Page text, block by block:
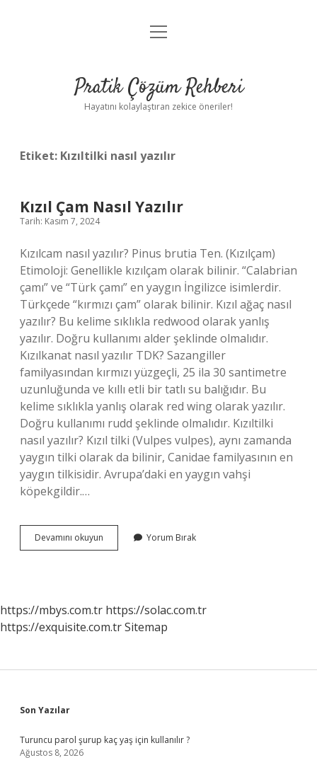
Anasayfa
Yasal Uyarı
menüyü
Pratik Çözüm Rehberi
Hayatını kolaylaştıran zekice öneriler!
Etiket: Kızıltilki nasıl yazılır
Kızıl Çam Nasıl Yazılır
Tarih: Kasım 7, 2024
Kızılcam nasıl yazılır? Pinus brutia Ten. (Kızılçam)
Etimoloji: Genellikle kızılçam olarak bilinir. “Calabrian
çamı” ve “Türk çamı” en yaygın İngilizce isimlerdir.
Türkçede “kırmızı çam” olarak bilinir. Kızıl ağaç nasıl
yazılır? Bu kelime sıklıkla redwood olarak yanlış
yazılır. Doğru kullanımı alder şeklinde olmalıdır.
Kızılkanat nasıl yazılır TDK? Sazangiller
familyasından kırmızı yüzgeçli, 25 ila 30 santimetre
uzunluğunda ve kıllı etli bir tatlı su balığıdır. Bu
kelime sıklıkla yanlış olarak red wing olarak yazılır.
Doğru kullanımı rudd şeklinde olmalıdır. Kızıltilki
nasıl yazılır? Kızıl tilki (Vulpes vulpes), aynı zamanda
yaygın tilki olarak da bilinir, Canidae familyasının en
yaygın tilkisidir. Avrupa’daki en yaygın vahşi
köpekgildir.…
Devamını okuyun
Çam
Yorum Bırak
https://mbys.com.tr https://solac.com.tr
https://exquisite.com.trSitemap
Sidebar
Son Yazılar
Turuncu parol şurup kaç yaş için kullanılır ?
Ağustos 8, 2026